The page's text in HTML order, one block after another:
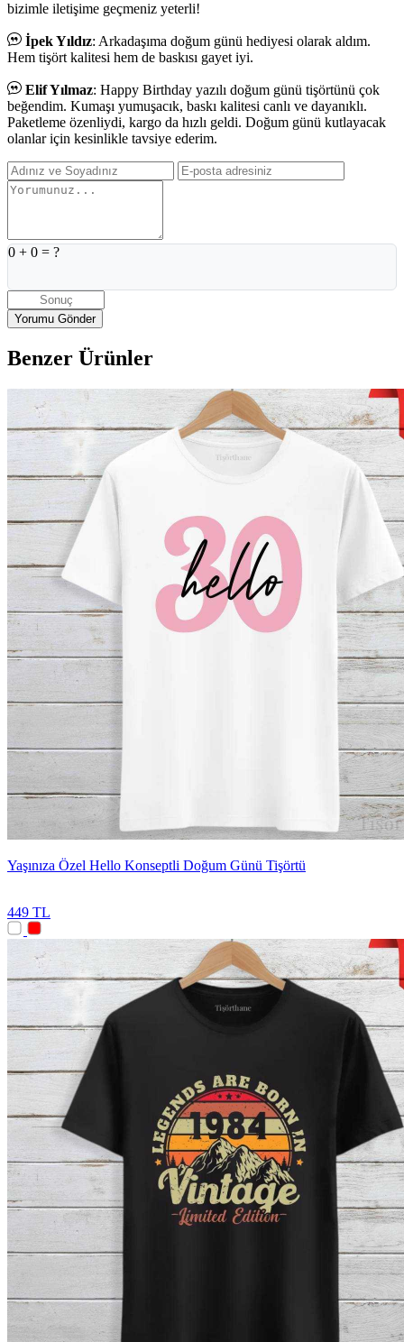
bizimle iletişime geçmeniz yeterli!
İpek Yıldız: Arkadaşıma doğum günü hediyesi olarak aldım.
Hem tişört kalitesi hem de baskısı gayet iyi.
Elif Yılmaz: Happy Birthday yazılı doğum günü tişörtünü çok
beğendim. Kumaşı yumuşacık, baskı kalitesi canlı ve dayanıklı.
Paketleme özenliydi, kargo da hızlı geldi. Doğum günü kutlayacak
olanlar için kesinlikle tavsiye ederim.
0 + 0 = ?
Benzer Ürünler
Yaşınıza Özel Hello Konseptli Doğum Günü Tişörtü
449 TL